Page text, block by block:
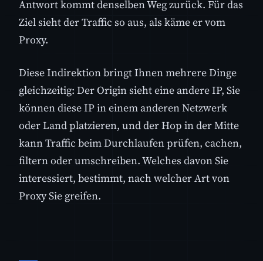
Antwort kommt denselben Weg zurück. Für das
Ziel sieht der Traffic so aus, als käme er vom
Proxy.
Diese Indirektion bringt Ihnen mehrere Dinge
gleichzeitig: Der Origin sieht eine andere IP, Sie
können diese IP in einem anderen Netzwerk
oder Land platzieren, und der Hop in der Mitte
kann Traffic beim Durchlaufen prüfen, cachen,
filtern oder umschreiben. Welches davon Sie
interessiert, bestimmt, nach welcher Art von
Proxy Sie greifen.